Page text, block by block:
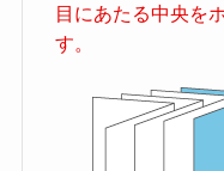
目にあたる中央を
す。